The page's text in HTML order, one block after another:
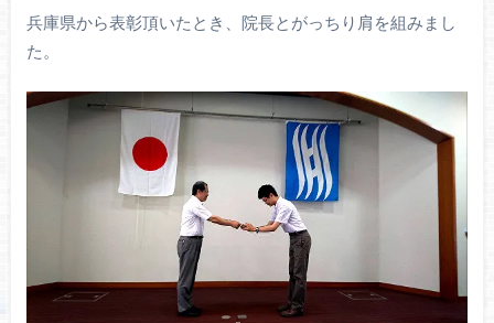
兵庫県から表彰頂いたとき、院長とがっちり肩を組みまし
た。